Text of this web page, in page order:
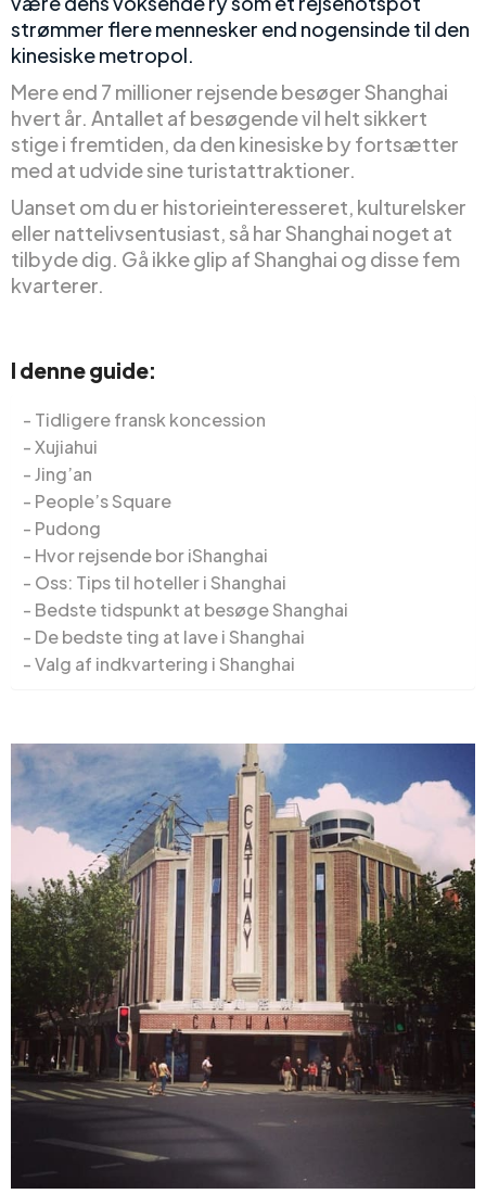
strømmer flere mennesker end nogensinde til den
kinesiske metropol.
Mere end 7 millioner rejsende besøger Shanghai
hvert år. Antallet af besøgende vil helt sikkert
stige i fremtiden, da den kinesiske by fortsætter
med at udvide sine turistattraktioner.
Uanset om du er historieinteresseret, kulturelsker
eller nattelivsentusiast, så har Shanghai noget at
tilbyde dig. Gå ikke glip af Shanghai og disse fem
kvarterer.
I denne guide:
Tidligere fransk koncession
Xujiahui
Jing’an
People’s Square
Pudong
Hvor rejsende bor iShanghai
Oss: Tips til hoteller i Shanghai
Bedste tidspunkt at besøge Shanghai
De bedste ting at lave i Shanghai
Valg af indkvartering i Shanghai